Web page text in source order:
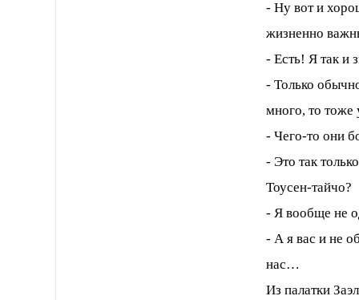
- Ну вот и
жизненно
- Есть! Я так и
- Только
много, то тоже
- Чего-то они
- Это так
Тоусен-тайчо?
- Я вообще не
- А я вас и не
нас…
Из палатки